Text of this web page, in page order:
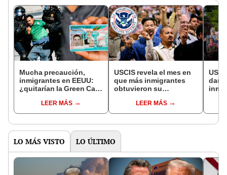
Mucha precaución,
inmigrantes en EEUU:
¿quitarían la Green Card
protestas callejeras?
LEER MÁS
USCIS revela el mes en
que más inmigrantes
obtuvieron su
en Estados Unidos
LEER MÁS
dan
LO MÁS VISTO LO ÚLTIMO